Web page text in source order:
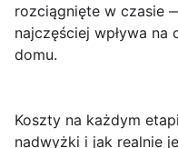
rozciągnięte w czasie
najczęściej wpływa na
domu.
Koszty na każdym
nadwyżki i jak realnie